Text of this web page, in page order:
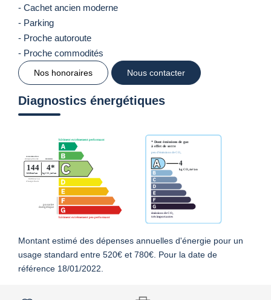
- Cachet ancien moderne
- Parking
- Proche autoroute
- Proche commodités
Nos honoraires Nous contacter
Diagnostics énergétiques
Montant estimé des dépenses annuelles d'énergie pour un
usage standard entre 520€ et 780€. Pour la date de
référence 18/01/2022.